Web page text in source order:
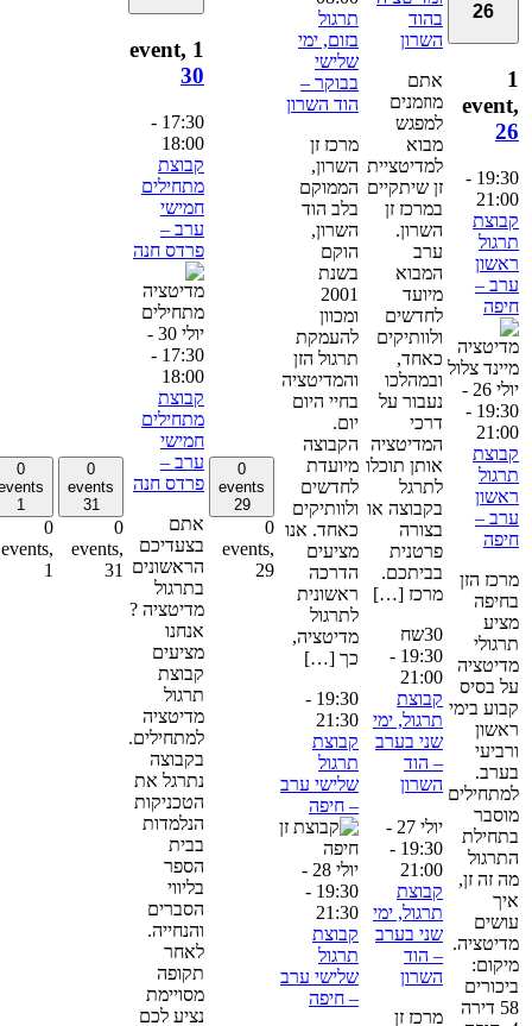
26
-
–
יולי 26 -
-
–
הזן
בסיס
בימי
זה זן,
58 דירה
בהוד
השרון
אתם
מוזמנים
למפגש
מבוא
למדיטציית
זן שיתקיים
במרכז זן
השרון.
ערב
המבוא
מיועד
לחדשים
ולוותיקים
כאחד,
ובמהלכו
נעבור על
דרכי
המדיטציה
אותן תוכלו
לתרגל
בקבוצה או
בצורה
פרטנית
בביתכם.
מרכז […]
30שח
19:30
-
21:00
קבוצת
תרגול, ימי
שני בערב
– הוד
השרון
יולי 27 -
19:30
-
21:00
קבוצת
תרגול, ימי
שני בערב
– הוד
השרון
מרכז זן
תרגול
בזום, ימי
שלישי
בבוקר –
הוד השרון
מרכז זן
השרון,
הממוקם
בלב הוד
השרון,
הוקם
בשנת
2001
ומכוון
להעמקת
תרגול הזן
והמדיטציה
בחיי היום
יום.
הקבוצה
מיועדת
לחדשים
ולוותיקים
כאחד. אנו
מציעים
הדרכה
ראשונית
לתרגול
מדיטציה,
כך […]
19:30
-
21:30
קבוצת
תרגול
שלישי ערב
– חיפה
יולי 28 -
19:30
-
21:30
קבוצת
תרגול
שלישי ערב
– חיפה
events
29
0
events,
29
30
17:30
-
18:00
קבוצת
מתחילים
חמישי
ערב –
פרדס חנה
יולי 30 -
17:30
-
18:00
קבוצת
מתחילים
חמישי
ערב –
פרדס חנה
אתם
בצעדיכם
הראשונים
בתרגול
מדיטציה ?
אנחנו
מציעים
קבוצת
תרגול
מדיטציה
למתחילים.
בקבוצה
נתרגל את
הטכניקות
הנלמדות
בבית
הספר
בליווי
הסברים
והנחייה.
לאחר
תקופה
מסויימת
נציע לכם
events
31
events,
31
events
events,